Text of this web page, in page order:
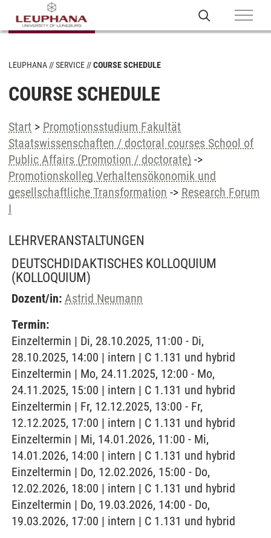
LEUPHANA SERVICE COURSE SCHEDULE
COURSE SCHEDULE
Start > Promotionsstudium Fakultät
Staatswissenschaften / doctoral courses School of
Public Affairs (Promotion / doctorate) ->
Promotionskolleg Verhaltensökonomik und
gesellschaftliche Transformation -> Research Forum
I
LEHRVERANSTALTUNGEN
DEUTSCHDIDAKTISCHES KOLLOQUIUM
(KOLLOQUIUM)
Dozent/in: Astrid Neumann
Termin:
Einzeltermin | Di, 28.10.2025, 11:00 - Di,
28.10.2025, 14:00 | intern | C 1.131 und hybrid
Einzeltermin | Mo, 24.11.2025, 12:00 - Mo,
24.11.2025, 15:00 | intern | C 1.131 und hybrid
Einzeltermin | Fr, 12.12.2025, 13:00 - Fr,
12.12.2025, 17:00 | intern | C 1.131 und hybrid
Einzeltermin | Mi, 14.01.2026, 11:00 - Mi,
14.01.2026, 14:00 | intern | C 1.131 und hybrid
Einzeltermin | Do, 12.02.2026, 15:00 - Do,
12.02.2026, 18:00 | intern | C 1.131 und hybrid
Einzeltermin | Do, 19.03.2026, 14:00 - Do,
19.03.2026, 17:00 | intern | C 1.131 und hybrid